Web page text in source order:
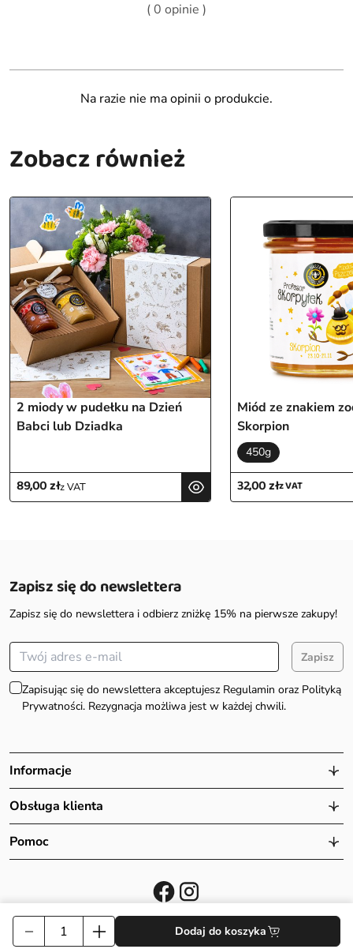
( 0 opinie )
Na razie nie ma opinii o produkcie.
ilość
Miód
Dodaj do koszyka
Zobacz również
2 miody w pudełku na Dzień
Babci lub Dziadka
89,00złz VAT
Miód ze znakiem
Skorpion
450g
32,00złz VAT
Zapisz się do newslettera
Zapisz się do newslettera i odbierz zniżkę 15% na pierwsze zakupy!
Zapisz
Zapisując się do newslettera akceptujesz Regulamin oraz Polityką
Prywatności. Rezygnacja możliwa jest w każdej chwili.
Informacje
Obsługa klienta
Pomoc
Webtom.pl